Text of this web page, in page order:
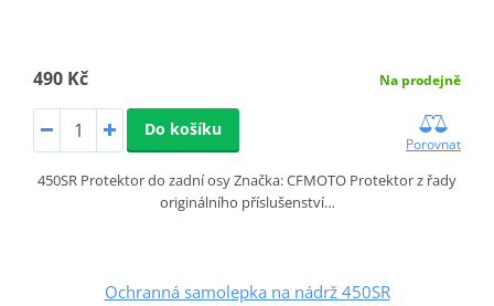
490 Kč Na prodejně
Do košíku
Porovnat
450SR Protektor do zadní osy Značka: CFMOTO Protektor z řady
originálního příslušenství…
Ochranná samolepka na nádrž 450SR